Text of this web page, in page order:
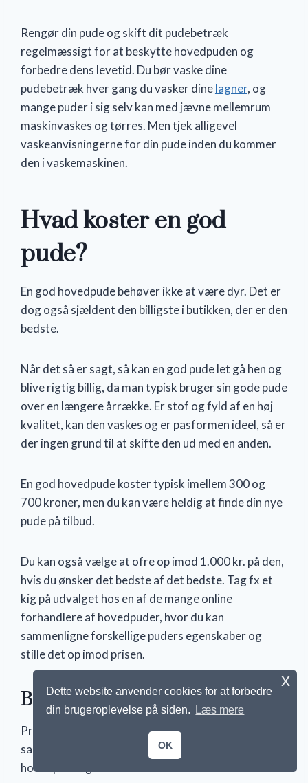
Rengør din pude og skift dit pudebetræk
regelmæssigt for at beskytte hovedpuden og
forbedre dens levetid. Du bør vaske dine
pudebetræk hver gang du vasker dinelagner, og
mange puder i sig selv kan med jævne mellemrum
maskinvaskes og tørres. Men tjek alligevel
vaskeanvisningerne for din pude inden du kommer
den i vaskemaskinen.
Hvad koster en god
pude?
En god hovedpude behøver ikke at være dyr. Det er
dog også sjældent den billigste i butikken, der er den
bedste.
Når det så er sagt, så kan en god pude let gå hen og
blive rigtig billig, da man typisk bruger sin gode pude
over en længere årrække. Er stof og fyld af en høj
kvalitet, kan den vaskes og er pasformen ideel, så er
der ingen grund til at skifte den ud med en anden.
En god hovedpude koster typisk imellem 300 og
700 kroner, men du kan være heldig at finde din nye
pude på tilbud.
Du kan også vælge at ofre op imod 1.000 kr. på den,
hvis du ønsker det bedste af det bedste. Tag fx et
kig på udvalget hos en af de mange online
forhandlere af hovedpuder, hvor du kan
sammenligne forskellige puders egenskaber og
stille det op imod prisen.
Billige hovedpuder
Pris og kvalitet på en hovedpude hænger ofte
sammen, men det er muligt at finde en billig
hovedpude i god kvalitet.
Dette website anvender cookies for at forbedre
din brugeroplevelse på siden.
Læs mere
OK
x